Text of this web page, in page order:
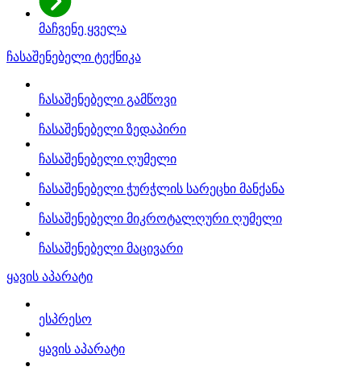
მაჩვენე ყველა
ჩასაშენებელი ტექნიკა
ჩასაშენებელი გამწოვი
ჩასაშენებელი ზედაპირი
ჩასაშენებელი ღუმელი
ჩასაშენებელი ჭურჭლის სარეცხი მანქანა
ჩასაშენებელი მიკროტალღური ღუმელი
ჩასაშენებელი მაცივარი
ყავის აპარატი
ესპრესო
ყავის აპარატი